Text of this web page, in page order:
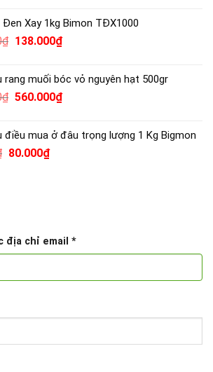
địa chỉ email *
560.000₫. là:
300.000₫.
Đen Xay 1kg Bimon TĐX1000
₫ Giá
140.000₫.
138.000₫Giá
là:
138.000₫.
rang muối bóc vỏ nguyên hạt 500gr
₫ Giá
750.000₫.
560.000₫Giá
là:
điều mua ở đâu trọng lượng 1 Kg Bigmon
Giá
80.000₫Giá